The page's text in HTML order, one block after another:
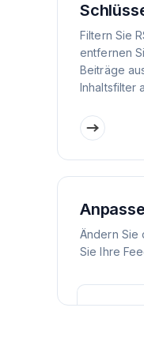
Filtern Sie
entfernen
Beiträge
Inhaltsfilter
Ändern Sie
Sie Ihre